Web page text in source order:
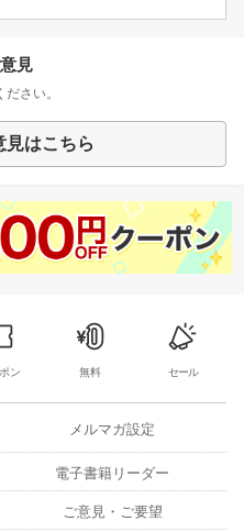
見
さい。
見はこちら
ン 無料 セール
メルマガ設定
電子書籍リーダー
ご意見・ご要望